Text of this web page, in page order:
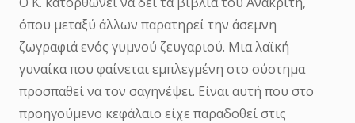
όπου μεταξύ άλλων παρατηρεί την άσεμνη
ζωγραφιά ενός γυμνού ζευγαριού. Μια λαϊκή
γυναίκα που φαίνεται εμπλεγμένη στο σύστημα
προσπαθεί να τον σαγηνέψει. Είναι αυτή που στο
προηγούμενο κεφάλαιο είχε παραδοθεί στις